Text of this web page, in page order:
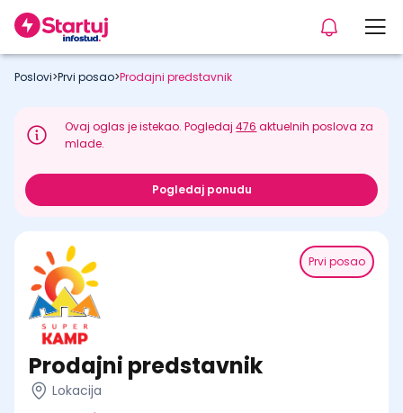
Poslovi>Prvi posao>Prodajni predstavnik
Ovaj oglas je istekao. Pogledaj476 aktuelnih poslova za
mlade.
Pogledaj ponudu
Prvi posao
Prodajni predstavnik
Lokacija